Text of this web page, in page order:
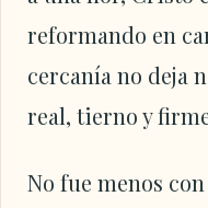
reformando en
cercanía no deja
real, tierno y
No fue menos